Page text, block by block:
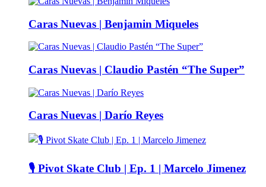
Caras Nuevas | Benjamin Miqueles
Caras Nuevas | Claudio Pastén “The Super”
Caras Nuevas | Darío Reyes
🎙️ Pivot Skate Club | Ep. 1 | Marcelo Jimenez